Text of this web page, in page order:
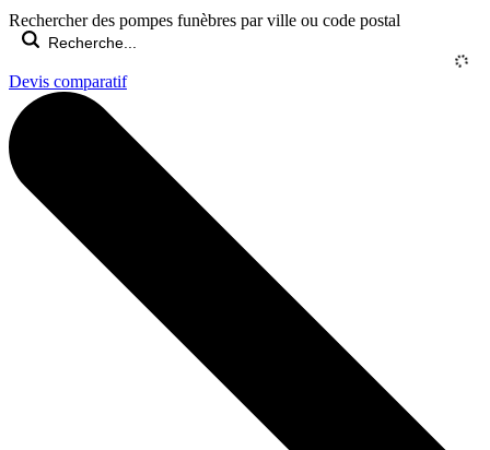
Rechercher des pompes funèbres par ville ou code postal
Devis comparatif